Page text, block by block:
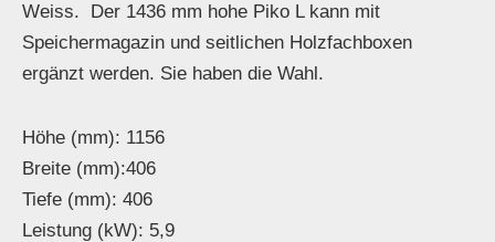
Weiss. Der 1436 mm hohe Piko L kann mit
Speichermagazin und seitlichen Holzfachboxen
ergänzt werden. Sie haben die Wahl.
Höhe (mm): 1156
Breite (mm):406
Tiefe (mm): 406
Leistung (kW): 5,9